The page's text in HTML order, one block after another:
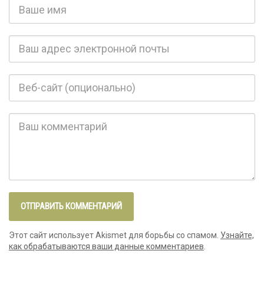
Этот сайт использует Akismet для борьбы со спамом. Узнайте,
как обрабатываются ваши данные комментариев